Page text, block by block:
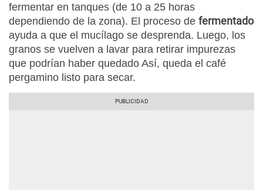
fermentar en tanques (de 10 a 25 horas
dependiendo de la zona). El proceso de fermentado
ayuda a que el mucílago se desprenda. Luego, los
granos se vuelven a lavar para retirar impurezas
que podrían haber quedado Así, queda el café
pergamino listo para secar.